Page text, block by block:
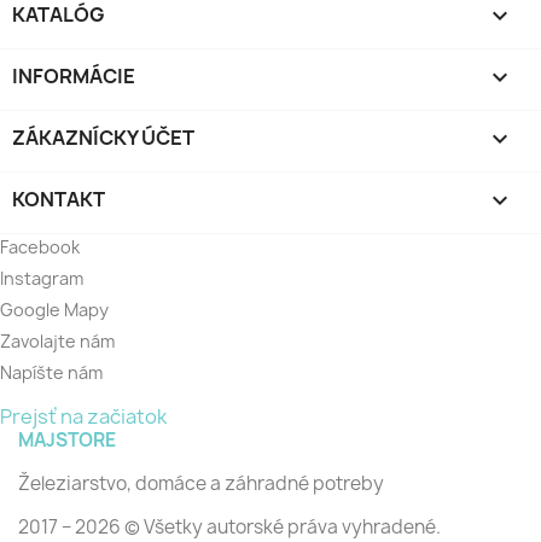
KATALÓG 
INFORMÁCIE 
ZÁKAZNÍCKY ÚČET 
KONTAKT 
Facebook
Instagram
Google Mapy
Zavolajte nám
Napíšte nám
Prejsť na začiatok
MAJSTORE
Železiarstvo, domáce a záhradné potreby
2017 − 2026 © Všetky autorské práva vyhradené.